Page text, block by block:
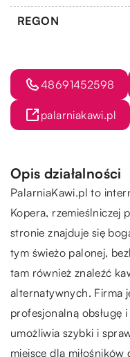
REGON
48691452598
palarniakawi.pl
Opis działalności
PalarniaKawi.pl to
Kopera, rzemieślniczej
stronie znajduje się
tym świeżo palonej,
tam również znaleźć
alternatywnych. Firma
profesjonalną obsługę
umożliwia szybki i
miejsce dla